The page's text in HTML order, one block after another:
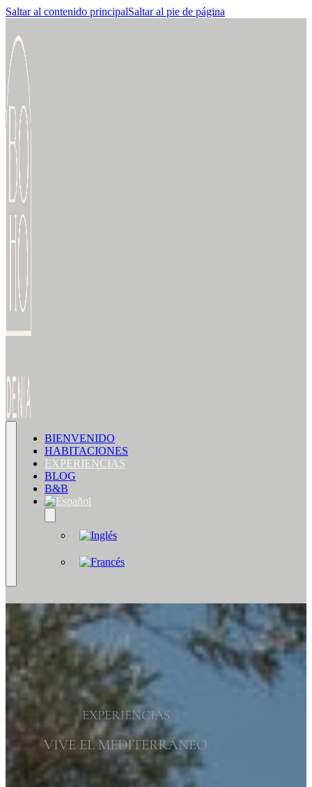
Saltar al contenido principalSaltar al pie de página
BIENVENIDO
HABITACIONES
EXPERIENCIAS
BLOG
B&B
EXPERIENCIAS
VIVE EL MEDITERRÁNEO